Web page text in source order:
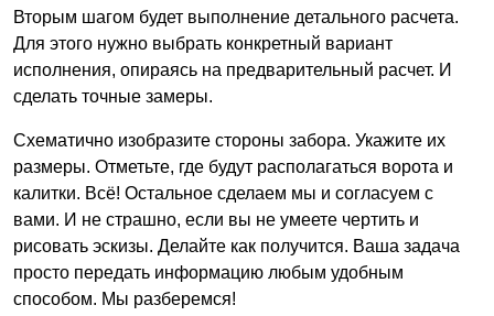
Вторым шагом будет выполнение детального расчета.
Для этого нужно выбрать конкретный вариант
исполнения, опираясь на предварительный расчет. И
сделать точные замеры.
Схематично изобразите стороны забора. Укажите их
размеры. Отметьте, где будут располагаться ворота и
калитки. Всё! Остальное сделаем мы и согласуем с
вами. И не страшно, если вы не умеете чертить и
рисовать эскизы. Делайте как получится. Ваша задача
просто передать информацию любым удобным
способом. Мы разберемся!